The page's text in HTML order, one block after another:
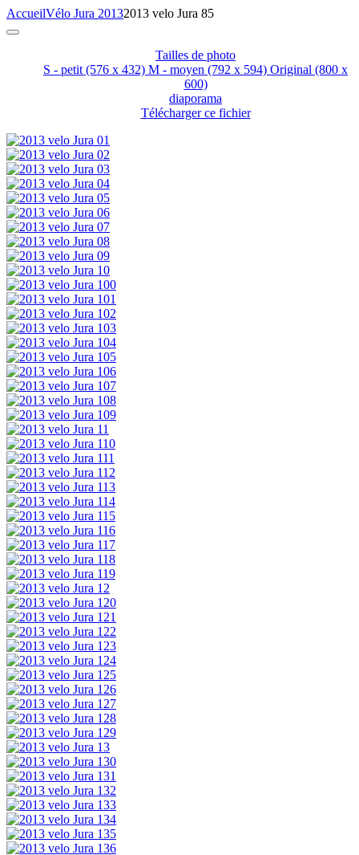
AccueilVélo Jura 20132013 velo Jura 85
Tailles de photo
S - petit (576 x 432) M - moyen (792 x 594) Original (800 x
600)
diaporama
Télécharger ce fichier